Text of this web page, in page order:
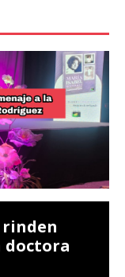
rinden
doctora